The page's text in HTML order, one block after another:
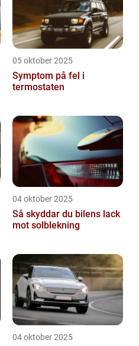
05 oktober 2025
Symptom på fel i
termostaten
04 oktober 2025
Så skyddar du bilens lack
mot solblekning
04 oktober 2025